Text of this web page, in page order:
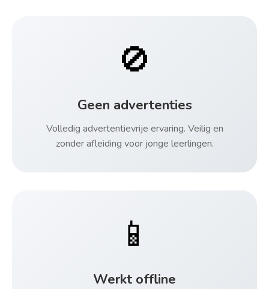
🚫
Geen advertenties
Volledig advertentievrije ervaring. Veilig en
zonder afleiding voor jonge leerlingen.
📱
Werkt offline